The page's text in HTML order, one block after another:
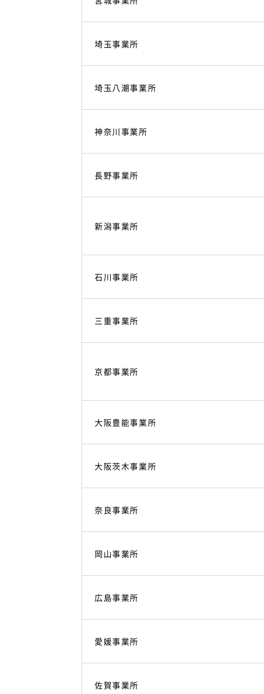
埼玉事業所
埼玉八潮事業所
神奈川事業所
長野事業所
新潟事業所
石川事業所
三重事業所
京都事業所
大阪豊能事業所
大阪茨木事業所
奈良事業所
岡山事業所
広島事業所
愛媛事業所
佐賀事業所